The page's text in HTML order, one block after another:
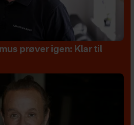
prøver igen: Klar til